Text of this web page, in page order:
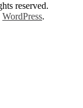
reserved.
WordPress.